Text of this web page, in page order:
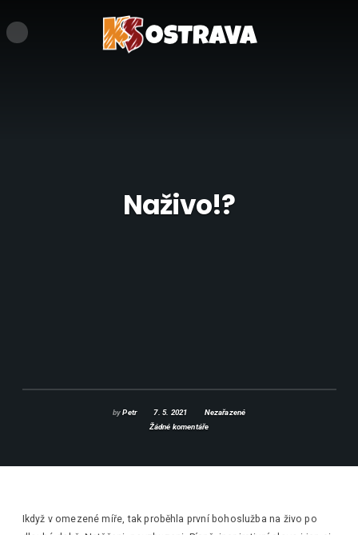
Naživo!?
byPetr 7. 5. 2021
Nezařazené
Žádné komentáře
Ikdyž v omezené míře, tak proběhla první bohoslužba na živo po